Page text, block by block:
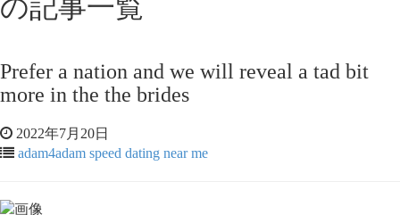
の記事一覧
Prefer a nation and we will reveal a tad bit
more in the the brides
2022年7月20日
adam4adam speed dating near me